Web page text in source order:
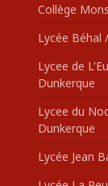
Collège
Lycée Béhal
Lycee de
Dunkerque
Lycee du
Dunkerque
Lycée Jean